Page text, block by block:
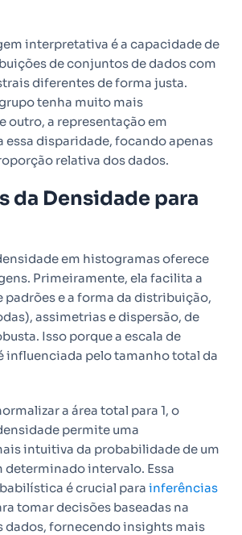
interpretativa é a capacidade de
de conjuntos de dados com
diferentes de forma justa.
tenha muito mais
outro, a representação em
essa disparidade, focando apenas
relativa dos dados.
da Densidade para
em histogramas oferece
Primeiramente, ela facilita a
e a forma da distribuição,
assimetrias e dispersão, de
Isso porque a escala de
influenciada pelo tamanho total da
a área total para 1, o
permite uma
intuitiva da probabilidade de um
determinado intervalo. Essa
é crucial para inferências
tomar decisões baseadas na
dados, fornecendo insights mais